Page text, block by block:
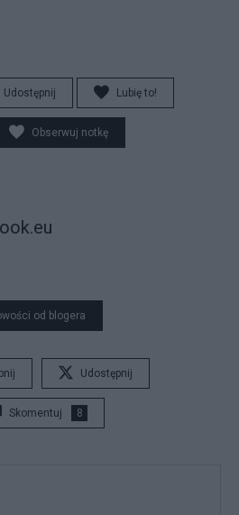
Udostępnij Lubię to!
Obserwuj notkę
od blogera
Udostępnij
Skomentuj 8